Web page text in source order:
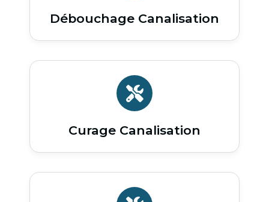
Débouchage Canalisation
Curage Canalisation